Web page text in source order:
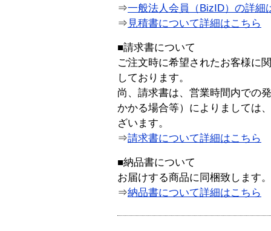
⇒一般法人会員（BizID）の詳細
⇒ 見積書について詳細はこちら
■請求書について
ご注文時に希望されたお客様に
しております。
尚、請求書は、営業時間内での
かかる場合等）によりましては
ざいます。
⇒請求書について詳細はこちら
■納品書について
お届けする商品に同梱致します。
⇒納品書について詳細はこちら